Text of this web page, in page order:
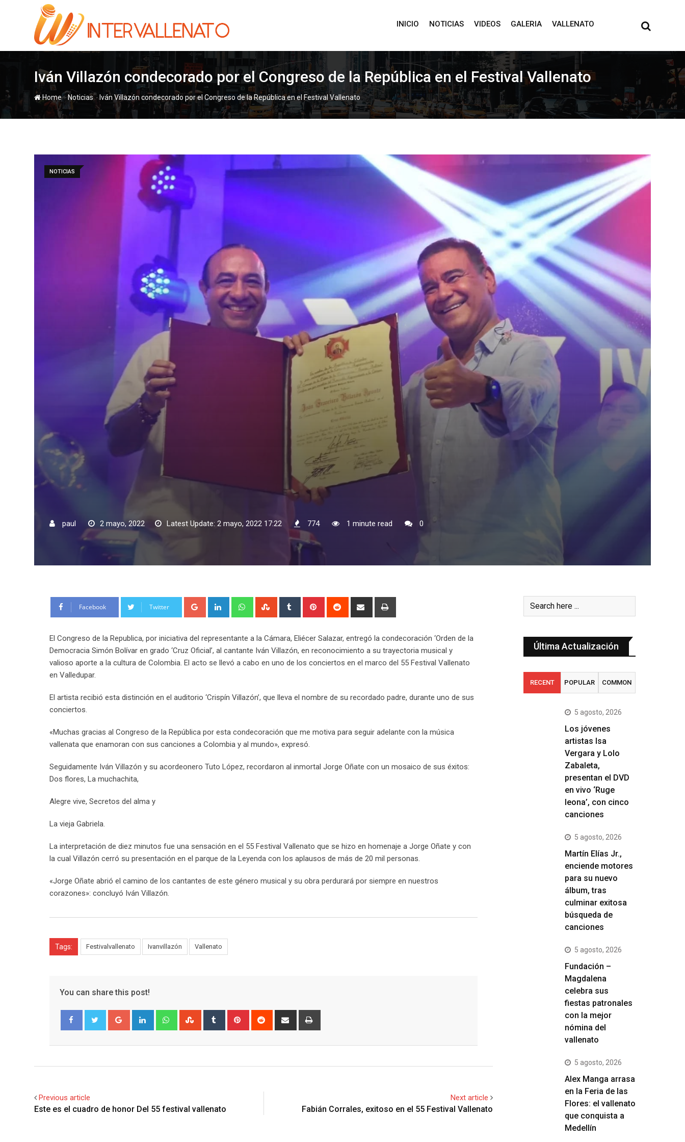
INICIO NOTICIAS VIDEOS GALERIA VALLENATO
Iván Villazón condecorado por el Congreso de la República en el Festival Vallenato
Home-Noticias-Iván Villazón condecorado por el Congreso de la República en el Festival Vallenato
NOTICIAS
paul 2 mayo, 2022 Latest Update: 2 mayo, 2022 17:22 774 1 minute read 0
Facebook Twitter Google+ LinkedIn WhatsappStumbleUpon
Tumblr Pinterest Reddit
Share
El Congreso de la Republica, por iniciativa del representante a la Cámara, Eliécer Salazar, entregó la condecoración ‘Orden de la
Democracia Simón Bolívar en grado ‘Cruz Oficial’, al cantante Iván Villazón, en reconocimiento a su trayectoria musical y
valioso aporte a la cultura de Colombia. El acto se llevó a cabo en uno de los conciertos en el marco del 55 Festival Vallenato
en Valledupar.
El artista recibió esta distinción en el auditorio ‘Crispín Villazón’, que lleva el nombre de su recordado padre, durante uno de sus
conciertos.
«Muchas gracias al Congreso de la República por esta condecoración que me motiva para seguir adelante con la música
vallenata que enamoran con sus canciones a Colombia y al mundo», expresó.
Seguidamente Iván Villazón y su acordeonero Tuto López, recordaron al inmortal Jorge Oñate con un mosaico de sus éxitos:
Dos flores, La muchachita,
Alegre vive, Secretos del alma y
La vieja Gabriela.
La interpretación de diez minutos fue una sensación en el 55 Festival Vallenato que se hizo en homenaje a Jorge Oñate y con
la cual Villazón cerró su presentación en el parque de la Leyenda con los aplausos de más de 20 mil personas.
«Jorge Oñate abrió el camino de los cantantes de este género musical y su obra perdurará por siempre en nuestros
corazones»: concluyó Iván Villazón.
Tags: Festivalvallenato Ivanvillazón Vallenato
You can share this post!
Google+ LinkedIn WhatsappStumbleUpon
Tumblr Pinterest Reddit
Share
Previous article
Este es el cuadro de honor Del 55 festival vallenato
Next article
Fabián Corrales, exitoso en el 55 Festival Vallenato
Última Actualización
RECENT POPULAR COMMON
5 agosto, 2026
Los jóvenes
artistas Isa
Vergara y Lolo
Zabaleta,
presentan el DVD
en vivo ‘Ruge
leona’, con cinco
canciones
5 agosto, 2026
Martín Elías Jr.,
enciende motores
para su nuevo
álbum, tras
culminar exitosa
búsqueda de
canciones
5 agosto, 2026
Fundación –
Magdalena
celebra sus
fiestas patronales
con la mejor
nómina del
vallenato
5 agosto, 2026
Alex Manga arrasa
en la Feria de las
Flores: el vallenato
que conquista a
Medellín